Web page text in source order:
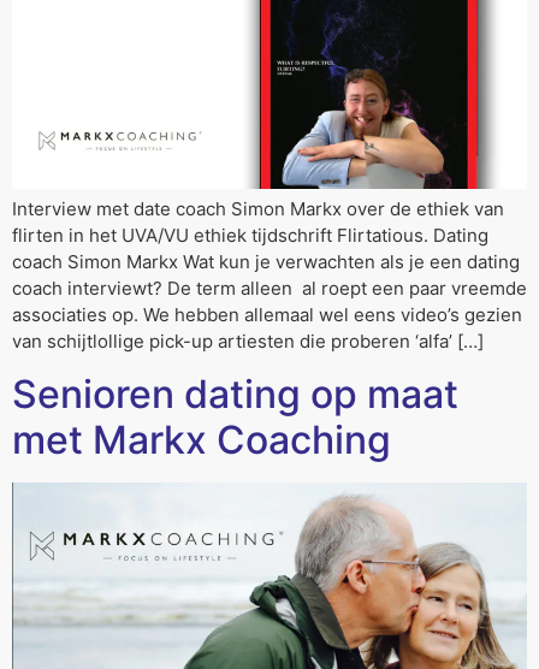
Interview met date coach Simon Markx over de ethiek van
flirten in het UVA/VU ethiek tijdschrift Flirtatious. Dating
coach Simon Markx Wat kun je verwachten als je een dating
coach interviewt? De term alleen al roept een paar vreemde
associaties op. We hebben allemaal wel eens video’s gezien
van schijtlollige pick-up artiesten die proberen ‘alfa’ […]
Senioren dating op maat
met Markx Coaching